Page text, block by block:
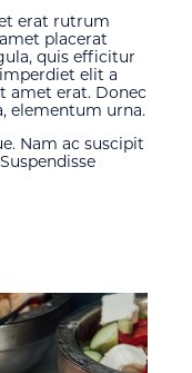
erat rutrum
placerat
quis efficitur
elit a
amet erat. Donec
elementum urna.
Nam ac suscipit